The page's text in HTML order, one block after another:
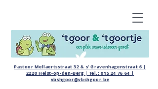
Pastoor Mellaertsstraat 32 & s' Gravenhagenstraat 6 |
2220 Heist-op-den-Berg | Tel.:015 24 76 64 |
vbshgoor@vbshgoor.be